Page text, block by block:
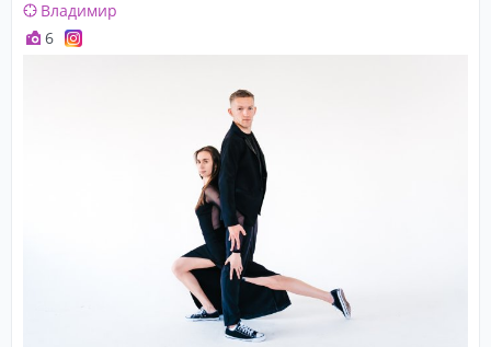
Владимир
6